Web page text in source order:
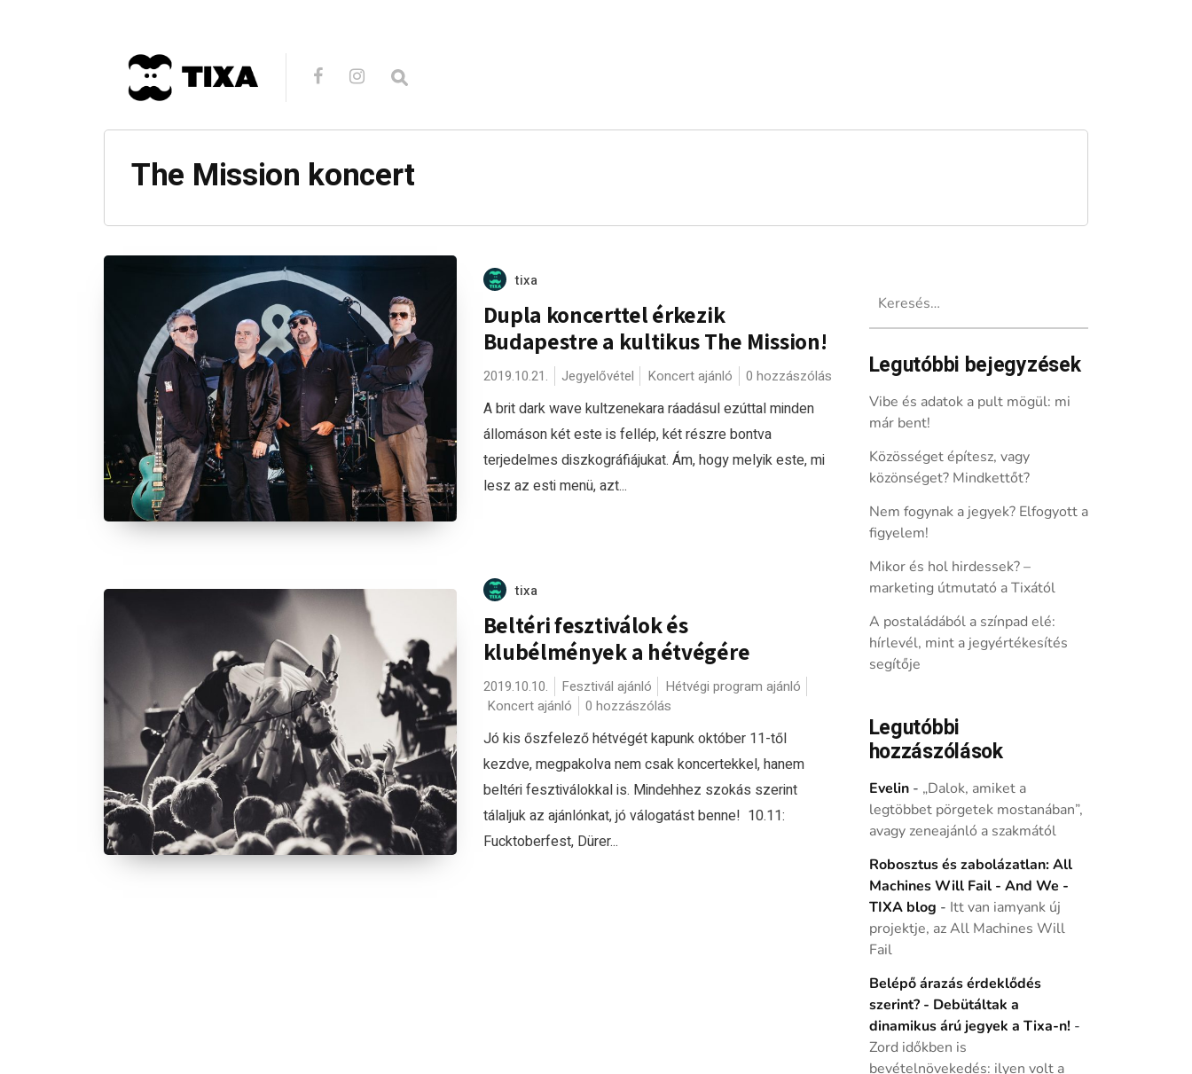
The Mission koncert
tixa
Dupla koncerttel érkezik
Budapestre a kultikus The Mission!
2019.10.21. Jegyelővétel Koncert ajánló 0 hozzászólás
A brit dark wave kultzenekara ráadásul ezúttal minden
állomáson két este is fellép, két részre bontva
terjedelmes diszkográfiájukat. Ám, hogy melyik este, mi
lesz az esti menü, azt...
tixa
Beltéri fesztiválok és
klubélmények a hétvégére
2019.10.10. Fesztivál ajánló
Hétvégi program ajánló
Koncert ajánló
0 hozzászólás
Jó kis őszfelező hétvégét kapunk október 11-től
kezdve, megpakolva nem csak koncertekkel, hanem
beltéri fesztiválokkal is. Mindehhez szokás szerint
tálaljuk az ajánlónkat, jó válogatást benne! 10.11:
Fucktoberfest, Dürer...
Legutóbbi bejegyzések
Vibe és adatok a pult mögül: mi
már bent!
Közösséget építesz, vagy
közönséget? Mindkettőt?
Nem fogynak a jegyek? Elfogyott a
figyelem!
Mikor és hol hirdessek? –
marketing útmutató a Tixától
A postaládából a színpad elé:
hírlevél, mint a jegyértékesítés
segítője
Legutóbbi
hozzászólások
Evelin- „Dalok, amiket a
legtöbbet pörgetek mostanában”,
avagy zeneajánló a szakmától
Robosztus és zabolázatlan: All
Machines Will Fail - And We -
TIXA blog - Itt van iamyank új
projektje, az All Machines Will
Fail
Belépő árazás érdeklődés
szerint? - Debütáltak a
dinamikus árú jegyek a Tixa-n! -
Zord időkben is
bevételnövekedés: ilyen volt a